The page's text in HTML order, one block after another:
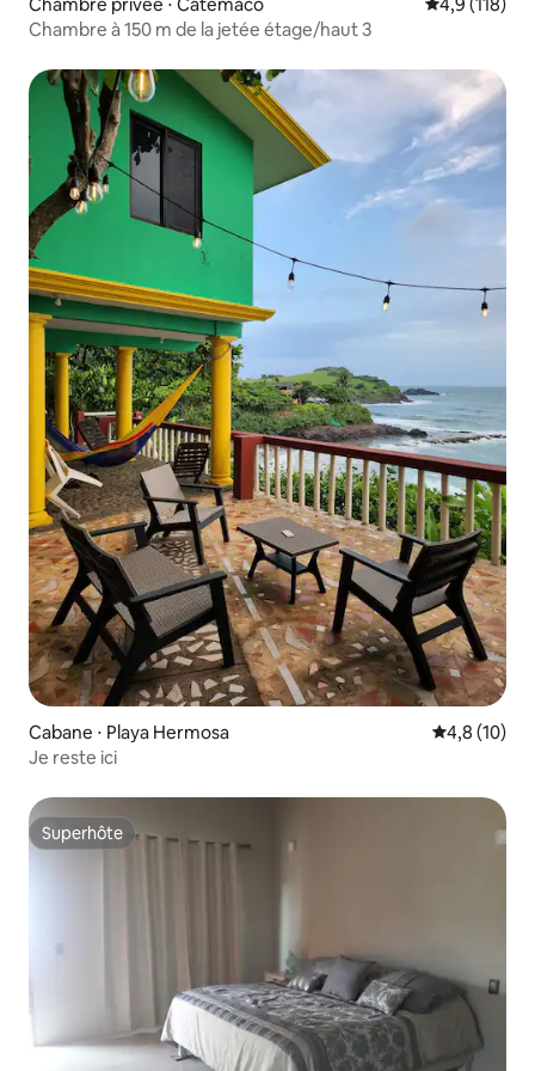
Chambre à 150 m de la jetée étage/haut 3
Cabane ⋅ Playa Hermosa Évaluation
4,8 (10)
Je reste ici
Superhôte
Superhôte